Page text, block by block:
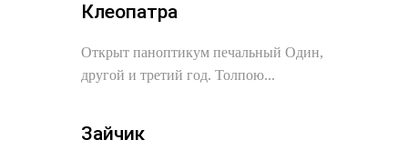
Клеопатра
Открыт паноптикум печальный Один,
другой и третий год. Толпою...
Зайчик